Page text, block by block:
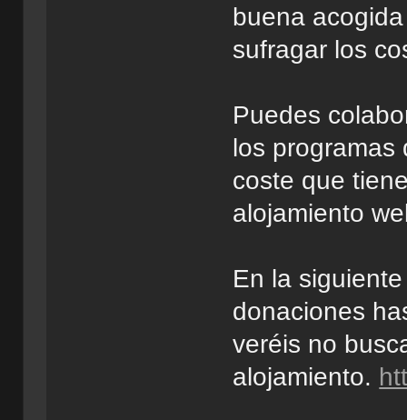
buena
sufragar los
Puedes
los programas
coste que
alojamiento
En la
donaciones
veréis no
alojamiento.